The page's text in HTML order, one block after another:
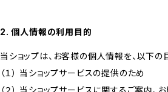
2. 個人情報の利用目的
当ショップは、お客様の個人情報を、以下の
（１） 当ショップサービスの提供のため
（２） 当ショップサービスに関するご案内